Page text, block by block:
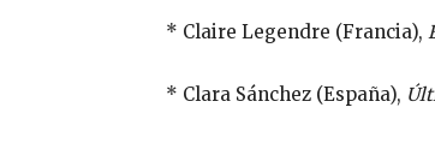
* Claire Legendre (Francia),
* Clara Sánchez (España),